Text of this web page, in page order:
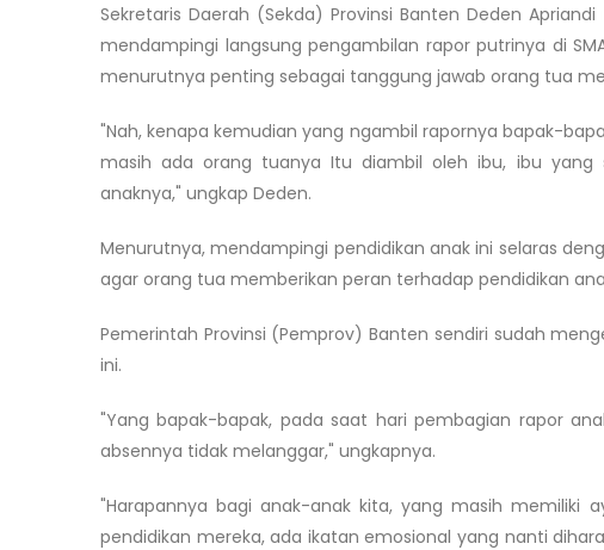
Sekretaris Daerah (Sekda) Provinsi Banten Deden
mendampingi langsung pengambilan rapor putrinya di
menurutnya penting sebagai tanggung jawab orang tua
"Nah, kenapa kemudian yang ngambil rapornya bapak-
masih ada orang tuanya Itu diambil oleh ibu, ibu yang
anaknya," ungkap Deden.
Menurutnya, mendampingi pendidikan anak ini selaras
agar orang tua memberikan peran terhadap pendidikan
Pemerintah Provinsi (Pemprov) Banten sendiri sudah
ini.
"Yang bapak-bapak, pada saat hari pembagian rapor
absennya tidak melanggar," ungkapnya.
"Harapannya bagi anak-anak kita, yang masih memiliki
pendidikan mereka, ada ikatan emosional yang nanti